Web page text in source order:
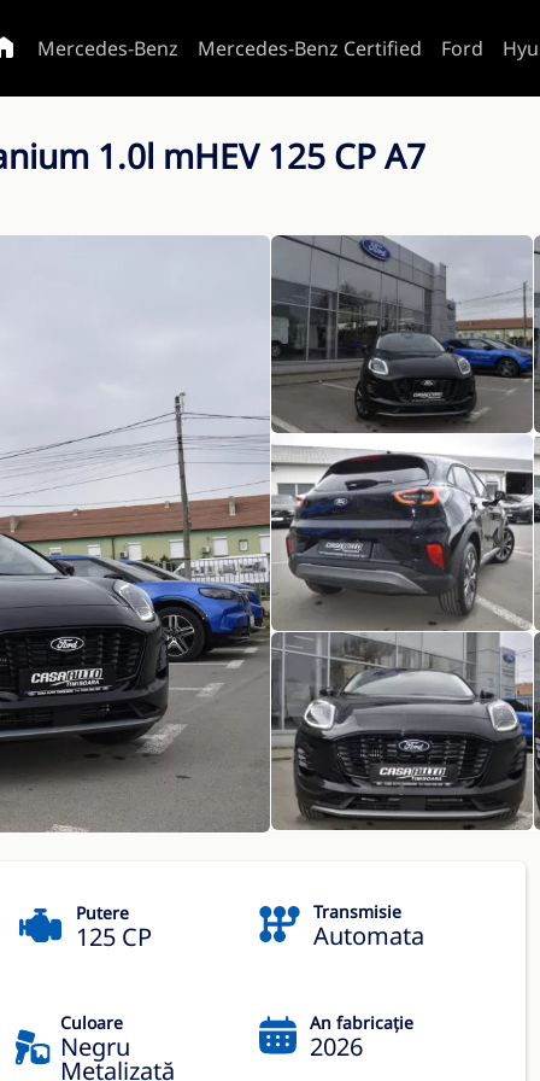
Mercedes-Benz Mercedes-Benz Certified Ford
1.0l mHEV 125 CP A7
Putere
125 CP
Transmisie
Automata
Culoare
Negru
Metalizată
An fabricație
2026